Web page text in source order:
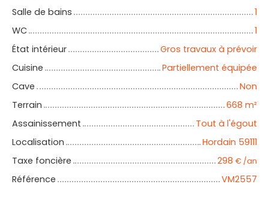
Salle de bains
1
WC
1
État intérieur
Gros travaux à prévoir
Cuisine
Partiellement équipée
Cave
Non
Terrain
668 m²
Assainissement
Tout à l'égout
Localisation
Hordain 59111
Taxe foncière
298 € /an
Référence VM2557